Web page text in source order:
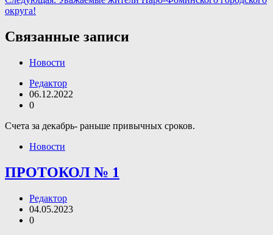
по
округа!
Связанные записи
Новости
Редактор
06.12.2022
0
Счета за декабрь- раньше привычных сроков.
Новости
ПРОТОКОЛ № 1
Редактор
04.05.2023
0